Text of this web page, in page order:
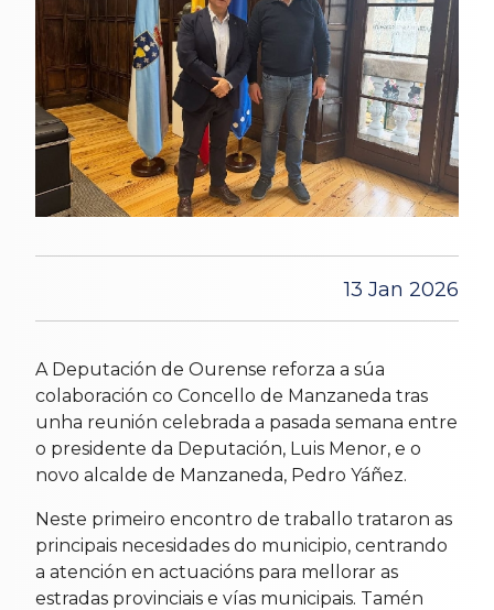
13 Jan 2026
A Deputación de Ourense reforza a súa
colaboración co Concello de Manzaneda tras
unha reunión celebrada a pasada semana entre
o presidente da Deputación, Luis Menor, e o
novo alcalde de Manzaneda, Pedro Yáñez.
Neste primeiro encontro de traballo trataron as
principais necesidades do municipio, centrando
a atención en actuacións para mellorar as
estradas provinciais e vías municipais. Tamén